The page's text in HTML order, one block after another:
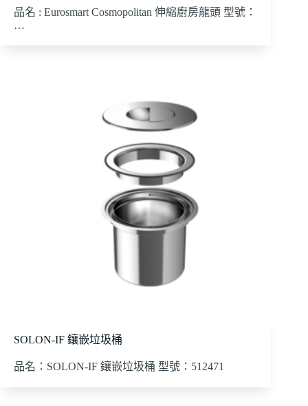
品名 : Eurosmart Cosmopolitan 伸縮廚房龍頭 型號：
…
SOLON-IF 鑲嵌垃圾桶
品名：SOLON-IF 鑲嵌垃圾桶 型號：512471